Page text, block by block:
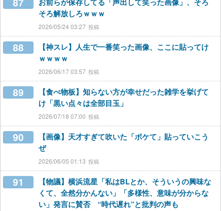
そろ解放しろｗｗｗ
2026/05/24 03:27
88
【神スレ】人生で一番笑った画像、ここに貼ってけ
ｗｗｗｗ
2026/06/17 03:57
89
【食べ物板】知らない方が幸せだった雑学を挙げて
け「黒い点々は全部目玉」
2026/07/18 07:00
90
【画像】天才すぎて吹いた「ボケて」貼っていこう
ぜ
2026/06/05 01:13
91
【物議】横浜流星「私はBLとか、そういうの興味な
くて、全然分かんない」「多様性、意味が分からな
い」発言に賛否 “時代遅れ”と批判の声も